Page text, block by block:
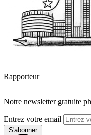
Rapporteur
Notre newsletter gratuite
Entrez votre email
S'abonner